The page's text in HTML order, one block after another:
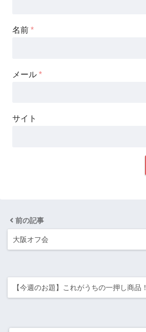
名前 *
メール *
サイト
前の記事
大阪オフ会
【今週のお題】これがうちの一押し商品！